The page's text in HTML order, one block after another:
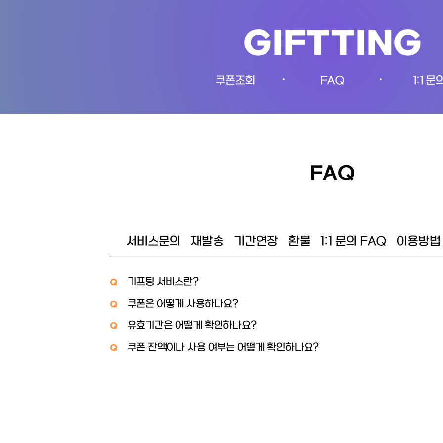
GIFTTING
쿠폰조회 • FAQ • 1:1 문
FAQ
서비스문의 재발송 기간연장 환불 1:1 문의 FAQ 이용방법
Q 기프팅 서비스란?
Q 쿠폰은 어떻게 사용하나요?
Q 유효기간은 어떻게 확인하나요?
Q 쿠폰 잔액이나 사용 여부는 어떻게 확인하나요?